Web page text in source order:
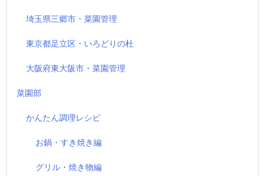
埼玉県三郷市・菜園管理
東京都足立区・いろどりの杜
大阪府東大阪市・菜園管理
菜園部
かんたん調理レシピ
お鍋・すき焼き編
グリル・焼き物編